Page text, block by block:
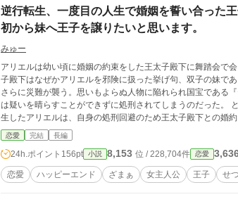
逆行転生、一度目の人生で婚姻を誓い合った
初から妹へ王子を譲りたいと思います。
みゅー
アリエルは幼い頃に婚姻の約束をした王太子殿下に舞踏会で会えることを誰より
子殿下はなぜかアリエルを邪険に扱った挙げ句、双子の妹であるアラベルを選んだのだ
さらに災難が襲う。思いもよらぬ人物に陥れられ国宝である
は疑いを晴らすことができずに処刑されてしまうのだった。 ところが、気がつけば自分の部屋のベッドの上にいた。 こうして逆行転
生したアリエルは、自身の処刑回避のため王太子殿下との婚
よせ……。 二人が一度は失った信頼を取り戻し、心を近づけて
恋愛 完結 長編
24h.ポイント 156pt 小説 8,153 位 / 228,704件 恋愛
恋愛 ハッピーエンド ざまぁ 女主人公 王子 せ